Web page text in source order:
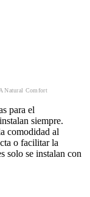
Natural Comfort
para el
siempre.
comodidad al
o facilitar la
solo se instalan con